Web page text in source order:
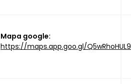
Mapa google:
https://maps.app.goo.gl/